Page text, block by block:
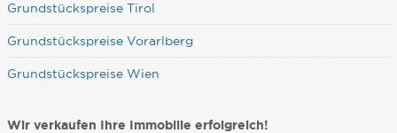
Grundstückspreise Tirol
Grundstückspreise Vorarlberg
Grundstückspreise Wien
Wir verkaufen Ihre Immobilie erfolgreich!